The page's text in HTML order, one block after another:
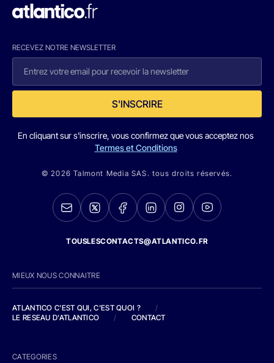
RECEVEZ NOTRE NEWSLETTER
S'INSCRIRE
En cliquant sur s'inscrire, vous confirmez que vous acceptez nos
Termes et Conditions
© 2026 Talmont Media SAS. tous droits réservés.
TOUSLESCONTACTS@ATLANTICO.FR
MIEUX NOUS CONNAITRE
ATLANTICO C'EST QUI, C'EST QUOI ?
/
LE RESEAU D'ATLANTICO
/ CONTACT
CATEGORIES